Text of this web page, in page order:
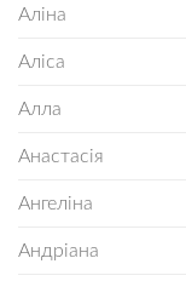
Аліна
Аліса
Алла
Анастасія
Ангеліна
Андріана